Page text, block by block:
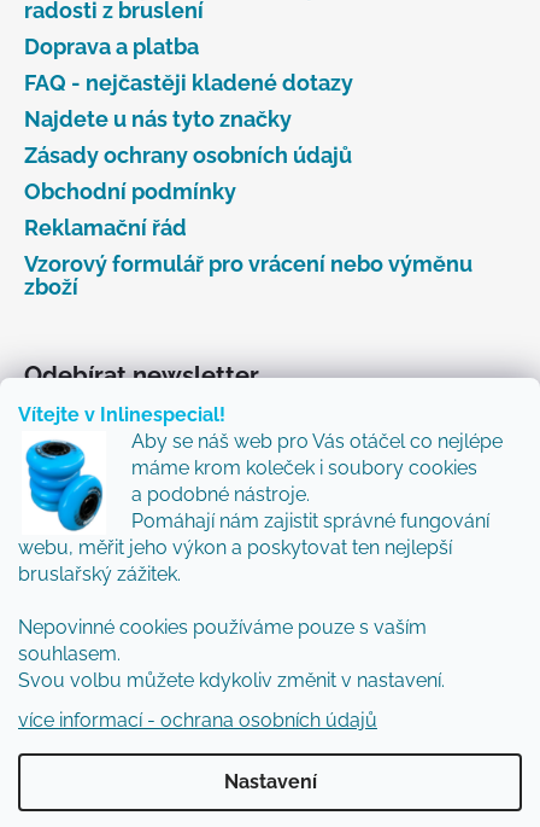
Vítejte v Inlinespecial!
Aby se náš web pro Vás otáčel co nejlépe
máme krom koleček i soubory cookies
a podobné nástroje.
Pomáhají nám zajistit správné fungování
webu, měřit jeho výkon a poskytovat ten nejlepší
bruslařský zážitek.
Nepovinné cookies používáme pouze s vaším
souhlasem.
Svou volbu můžete kdykoliv změnit v nastavení.
více informací - ochrana osobních údajů
Nastavení
radosti z bruslení
Doprava a platba
FAQ - nejčastěji kladené dotazy
Najdete u nás tyto značky
Zásady ochrany osobních údajů
Obchodní podmínky
Reklamační řád
Vzorový formulář pro vrácení nebo výměnu
zboží
Odebírat newsletter
Vložte svůj e-mail a my vám budeme zasílat informace
o nových produktech na našem e-shopu.
Přidejte se k nám a my Vám budeme zasílat ty nejlepší
novinky a tipy.
E-mail
Vložením e-mailu souhlasíte spodmínkami
ochrany osobních údajů
PŘIHLÁSIT SE